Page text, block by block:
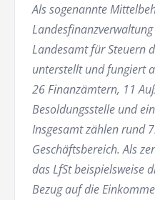
Als sogenannte
Landesamt für Steuern
unterstellt und fungiert
26 Finanzämtern, 11
Besoldungsstelle und
Insgesamt zählen rund
Geschäftsbereich. Als
das LfSt beispielsweise
Bezug auf die